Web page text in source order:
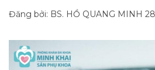
Đăng bởi: BS. HỒ QUANG MINH